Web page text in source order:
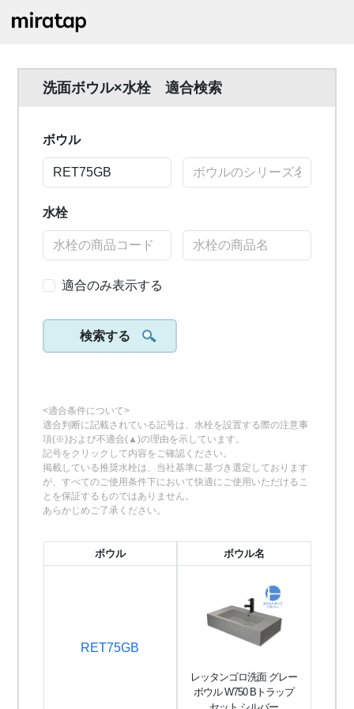
洗面ボウル×水栓 適合検索
ボウル
水栓
適合のみ表示する
検索する
<適合条件について>
適合判断に記載されている記号は、水栓を設置する際の注意事
項(※)および不適合(▲)の理由を示しています。
記号をクリックして内容をご確認ください。
掲載している推奨水栓は、当社基準に基づき選定しております
が、すべてのご使用条件下において快適にご使用いただけるこ
とを保証するものではありません。
あらかじめご了承ください。
ボウル
RET75GB
ボウル名
レッタンゴロ洗面 グレー
ボウル W750 Bトラップ